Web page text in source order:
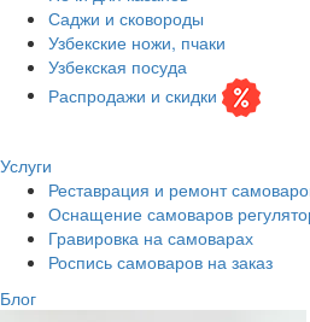
Саджи и сковороды
Узбекские ножи, пчаки
Узбекская посуда
Распродажи и скидки
Услуги
Реставрация и ремонт
Оснащение самоваров
Гравировка на самоварах
Роспись самоваров на заказ
Блог